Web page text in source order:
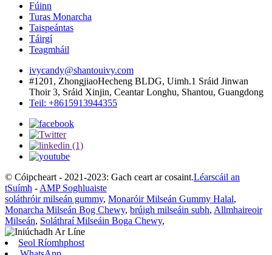
Fúinn
Turas Monarcha
Taispeántas
Táirgí
Teagmháil
ivycandy@shantouivy.com
#1201, ZhongjiaoHecheng BLDG, Uimh.1 Sráid Jinwan
Thoir 3, Sráid Xinjin, Ceantar Longhu, Shantou, Guangdong
Teil: +8615913944355
© Cóipcheart - 2021-2023: Gach ceart ar cosaint.Léarscáil an
tSuímh - AMP Soghluaiste
soláthróir milseán gummy, Monaróir Milseán Gummy Halal,
Monarcha Milseán Bog Chewy, brúigh milseáin subh, Allmhaireoir
Milseán, Soláthraí Milseáin Boga Chewy,
Seol Ríomhphost